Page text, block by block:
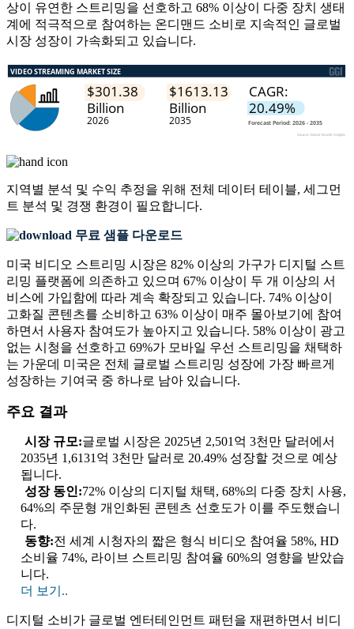
상이 유연한 스트리밍을 선호하고 68% 이상이 다중 장치 생태
계에 적극적으로 참여하는 온디맨드 소비로 지속적인 글로벌
시장 성장이 가속화되고 있습니다.
지역별 분석 및 수익 추정을 위해 전체 데이터 테이블, 세그먼
트 분석 및 경쟁 환경이 필요합니다.
무료 샘플 다운로드
미국 비디오 스트리밍 시장은 82% 이상의 가구가 디지털 스트
리밍 플랫폼에 의존하고 있으며 67% 이상이 두 개 이상의 서
비스에 가입함에 따라 계속 확장되고 있습니다. 74% 이상이
고화질 콘텐츠를 소비하고 63% 이상이 매주 몰아보기에 참여
하면서 사용자 참여도가 높아지고 있습니다. 58% 이상이 광고
없는 시청을 선호하고 69%가 모바일 우선 스트리밍을 채택하
는 가운데 미국은 전체 글로벌 스트리밍 성장에 가장 빠르게
성장하는 기여국 중 하나로 남아 있습니다.
주요 결과
시장 규모:글로벌 시장은 2025년 2,501억 3천만 달러에서
2035년 1,6131억 3천만 달러로 20.49% 성장할 것으로 예상
됩니다.
성장 동인:72% 이상의 디지털 채택, 68%의 다중 장치 사용,
64%의 주문형 개인화된 콘텐츠 선호도가 이를 주도했습니
다.
동향:전 세계 시청자의 짧은 형식 비디오 참여율 58%, HD
소비율 74%, 라이브 스트리밍 참여율 60%의 영향을 받았습
니다.
더 보기..
디지털 소비가 글로벌 엔터테인먼트 패턴을 재편하면서 비디